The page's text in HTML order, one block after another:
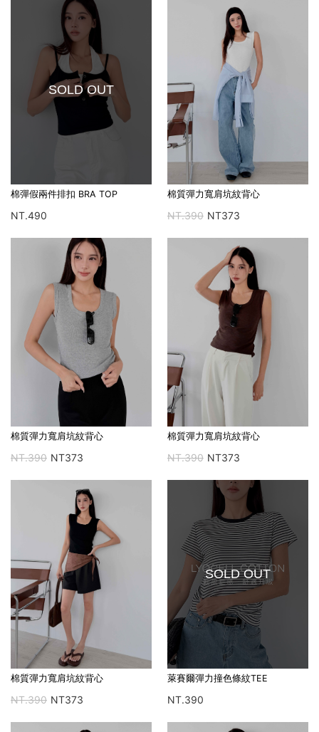
SOLD OUT
棉彈假兩件排扣 BRA TOP
NT.490
棉質彈力寬肩坑紋背心
NT.390 NT373
棉質彈力寬肩坑紋背心
NT.390 NT373
棉質彈力寬肩坑紋背心
NT.390 NT373
棉質彈力寬肩坑紋背心
NT.390 NT373
SOLD OUT
萊賽爾彈力撞色條紋TEE
NT.390